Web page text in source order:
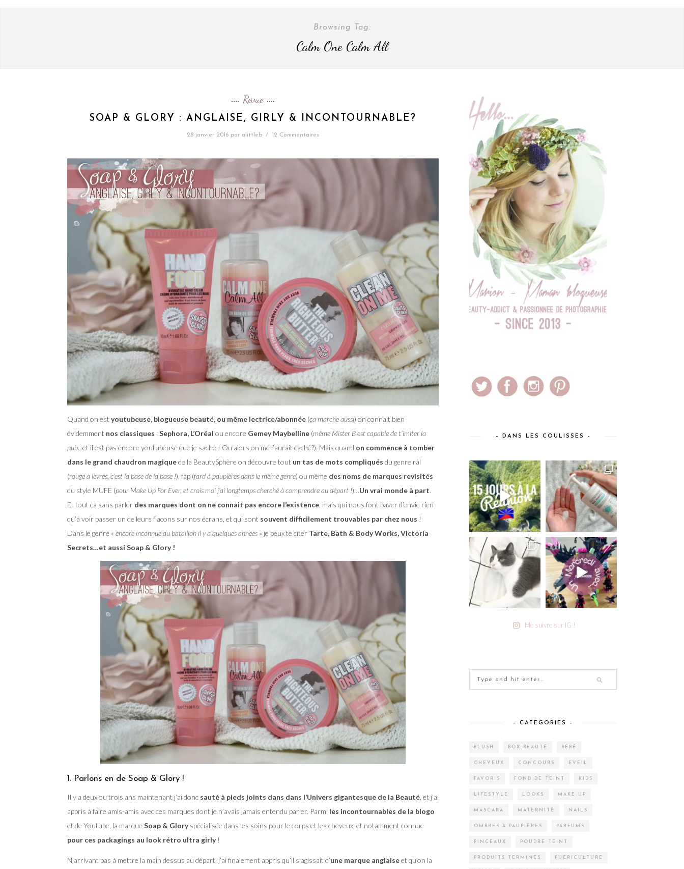
Browsing Tag:
Calm One Calm All
Revue
SOAP & GLORY : ANGLAISE, GIRLY & INCONTOURNABLE?
28 janvier 2016 par alittleb / 12 Commentaires
Quand on est youtubeuse, blogueuse beauté, ou même lectrice/abonnée (ça marche aussi) on connait bien
évidemment nos classiques :Sephora, L’Oréal ou encore Gemey Maybelline (même Mister B est capable de t’imiter la
pub...et il est pas encore youtubeuse que je sache ! Ou alors on me l’aurait caché?). Mais quand on commence à tomber
dans le grand chaudron magiquede la BeautySphère on découvre tout un tas de mots compliqués du genre ràl
(rouge à lèvres, c’est la base de la base !), fàp (fard à paupières dans le même genre) ou même des noms de marques revisités
du style MUFE (pour Make Up For Ever, et crois moi j’ai longtemps cherché à comprendre au départ !)…Un vrai monde à part.
Et tout ça sans parler des marques dont on ne connait pas encore l’existence , mais qui nous font baver d’envie rien
qu’à voir passer un de leurs flacons sur nos écrans, et qui sont souvent difficilement trouvables par chez nous !
Dans le genre « encore inconnue au bataillon il y a quelques années » je peux te citer Tarte, Bath & Body Works, Victoria
Secrets…et aussi Soap & Glory !
1. Parlons en de Soap & Glory !
Il y a deux ou trois ans maintenant j’ai donc sauté à pieds joints dans dans l’Univers gigantesque de la Beauté , et j’ai
appris à faire amis-amis avec ces marques dont je n’avais jamais entendu parler. Parmi les incontournables de la blogo
et de Youtube, la marque Soap & Gloryspécialisée dans les soins pour le corps et les cheveux, et notamment connue
pour ces packagings au look rétro ultra girly!
N’arrivant pas à mettre la main dessus au départ, j’ai finalement appris qu’il s’agissait d’une marque anglaiseet qu’on la
– DANS LES COULISSES –
Me suivre sur IG !
– CATEGORIES –
BLUSH BOX BEAUTÉ BÉBÉ
CHEVEUX CONCOURS EVEIL
FAVORIS FOND DE TEINT KIDS
LIFESTYLE LOOKS MAKE-UP
MASCARA MATERNITÉ NAILS
OMBRES À PAUPIÈRES PARFUMS
PINCEAUX POUDRE TEINT
PRODUITS TERMINÉS PUÉRICULTURE